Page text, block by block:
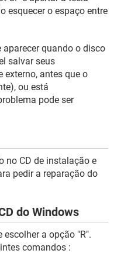
esquecer o espaço entre
aparecer quando o disco
salvar seus
antes que o
ou está
pode ser
no CD de instalação e
pedir a reparação do
do Windows
a opção "R".
comandos :